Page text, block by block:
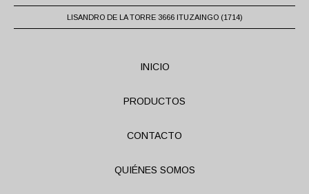
LISANDRO DE LA TORRE 3666 ITUZAINGO (1714)
INICIO
PRODUCTOS
CONTACTO
QUIÉNES SOMOS